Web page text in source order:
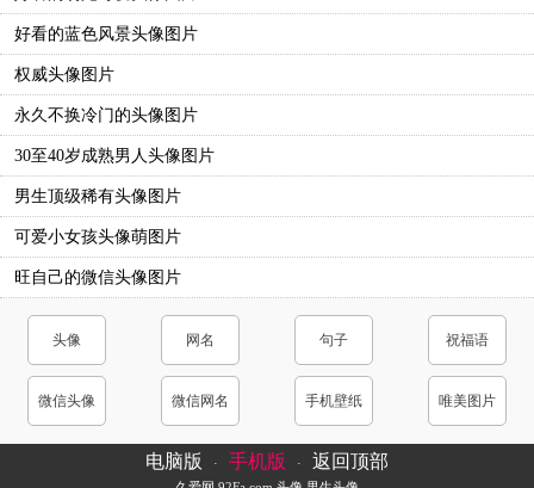
好看的蓝色风景头像图片
权威头像图片
永久不换冷门的头像图片
30至40岁成熟男人头像图片
男生顶级稀有头像图片
可爱小女孩头像萌图片
旺自己的微信头像图片
头像 网名 句子 祝福语
微信头像 微信网名 手机壁纸 唯美图片
电脑版 · 手机版 · 返回顶部